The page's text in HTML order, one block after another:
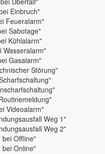
Einbruch"
Feueralarm"
Sabotage"
Kühlalarm"
Wasseralarm"
Gasalarm"
Störung"
Videoalarm"
Weg 1"
Weg 2"
Offline"
Online"